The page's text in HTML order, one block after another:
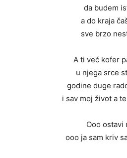
da budem
a do kraja
sve brzo
A ti već kofer
u njega srce
godine duge
i sav moj život a
Ooo ostavi
ooo ja sam kriv